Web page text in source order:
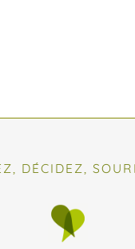
DÉCIDEZ,